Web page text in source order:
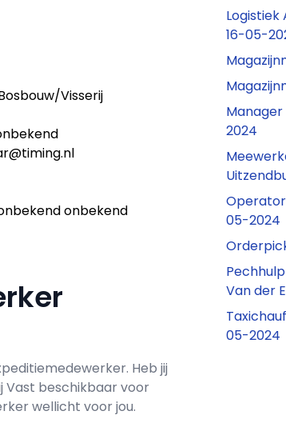
Visserij
onbekend
. Heb jij
Vast beschikbaar voor
wellicht voor jou.
16-05-
Manager
2024
Operator
05-2024
Van der
05-2024